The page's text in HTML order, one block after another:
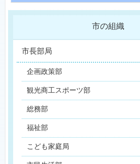
市の組織
市長部局
企画政策部
観光商工スポーツ部
総務部
福祉部
こども家庭局